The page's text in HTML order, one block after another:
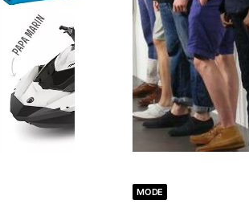
MODE